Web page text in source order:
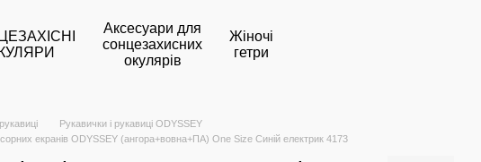
Аксесуари для
сонцезахисних
окулярів
Жіночі
гетри
Рукавички і рукавиці ODYSSEY
екранів ODYSSEY (ангора+вовна+ПА) One Size Синій електрик 4173